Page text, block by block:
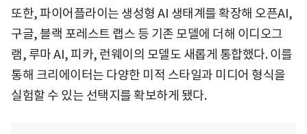
또한, 파이어플라이는 생성형 AI 생태계를 확장해 오픈AI,
구글, 블랙 포레스트 랩스 등 기존 모델에 더해 이디오그
램, 루마 AI, 피카, 런웨이의 모델도 새롭게 통합했다. 이를
통해 크리에이터는 다양한 미적 스타일과 미디어 형식을
실험할 수 있는 선택지를 확보하게 됐다.